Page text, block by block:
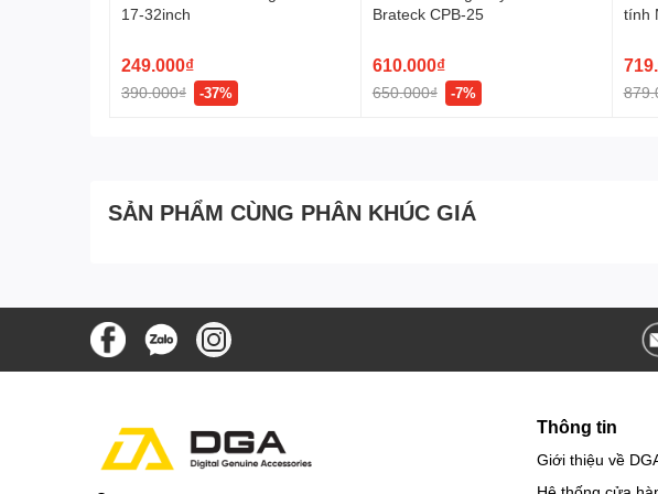
Giá treo màn hình máy tính North Bayou G70 là một sản phẩm đáng đầu tư
17-32inch
249.000₫
390.000₫ -37%
Brateck CPB-25
610.000₫
650.000₫ -7%
tính
SẢN PHẨM CÙNG PHÂN KHÚC GIÁ
Thông tin
Giới thiệu về